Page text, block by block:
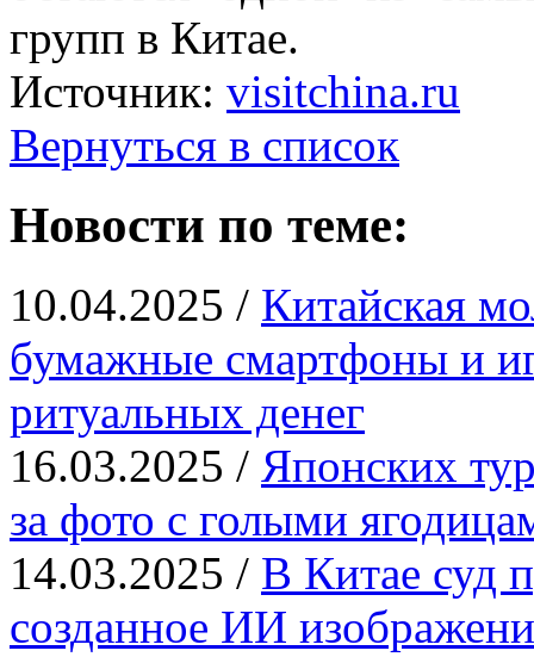
групп в Китае.
Источник: visitchina.ru
Вернуться в список
Новости по теме:
10.04.2025 / Китайская
бумажные смартфоны и
ритуальных денег
16.03.2025 / Японских
за фото с голыми
14.03.2025 / В Китае суд
созданное ИИ